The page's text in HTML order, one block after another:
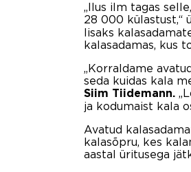
„Ilus ilm tagas
28 000 külastust,“
lisaks
kalasadamas, kus
„Korraldame
seda kuidas kala
Siim Tiidemann.
ja kodumaist kala
Avatud
kalasõpru, kes
aastal üritusega